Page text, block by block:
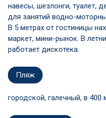
навесы, шезлонги, туалет,
для занятий водно-
В 5 метрах от гостиницы
маркет, мини-рынок. В
работает дискотека.
Пляж
городской, галечный, в 400